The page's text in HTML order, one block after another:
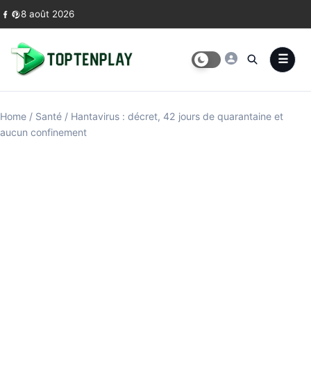
Skip to content
8 août 2026
Home / Santé / Hantavirus : décret, 42 jours de quarantaine et
aucun confinement